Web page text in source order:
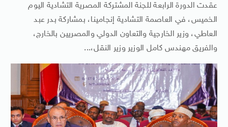
عقدت الدورة الرابعة للجنة المشتركة المصرية التشادية اليوم
الخميس، في العاصمة التشادية إنجامينا، بمشاركة بدر عبد
العاطي، وزير الخارجية والتعاون الدولي والمصريين بالخارج،
والفريق مهندس كامل الوزير وزير النقل،...